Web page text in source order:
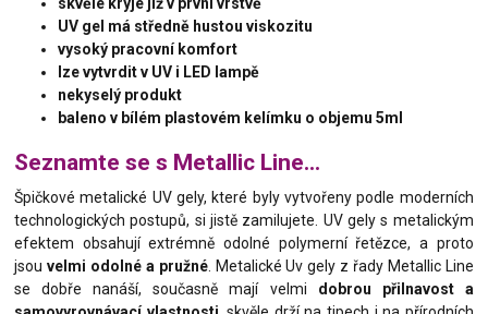
UV gel má středně hustou viskozitu
vysoký pracovní komfort
lze vytvrdit v UV i LED lampě
nekyselý produkt
baleno v bílém plastovém kelímku o objemu 5ml
Seznamte se s Metallic Line...
Špičkové metalické UV gely, které byly vytvořeny podle moderních
technologických postupů, si jistě zamilujete. UV gely s metalickým
efektem obsahují extrémně odolné polymerní řetězce, a proto
jsouvelmi odolné a pružné. Metalické Uv gely z řady Metallic Line
se dobře nanáší, současně mají velmi dobrou přilnavost a